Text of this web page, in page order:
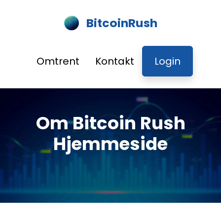
BitcoinRush
Omtrent Kontakt Login
Om Bitcoin Rush
Hjemmeside